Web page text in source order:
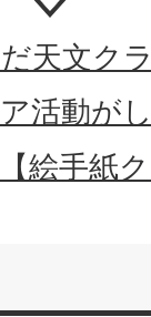
天文ク
活動が
絵手紙